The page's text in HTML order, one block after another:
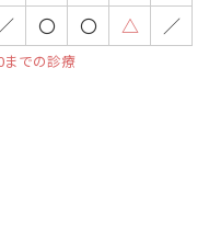
〇 〇 △ ／
での診療